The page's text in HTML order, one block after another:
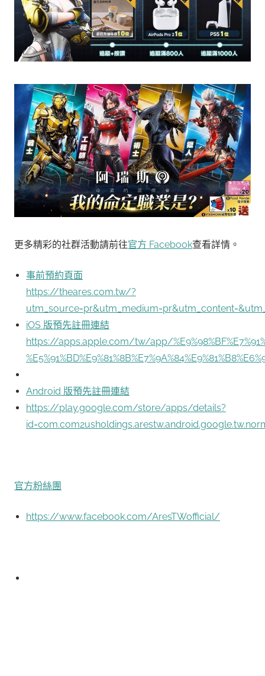
更多精彩的社群活動請前往官方 Facebook查看詳情。
事前預約頁面
https://theares.com.tw/?
iOS 版預先註冊連結
https://apps.apple.com/tw/app/
Android 版預先註冊連結
https://play.google.com/store/apps/details?
官方粉絲團
https://www.facebook.com/AresTWofficial/